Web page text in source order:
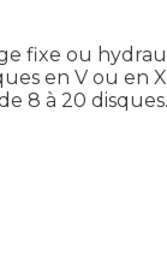
fixe ou
en V ou en
8 à 20